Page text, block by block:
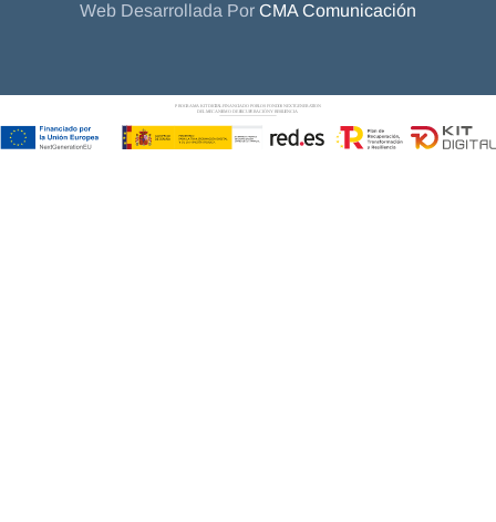
Web Desarrollada Por CMA Comunicación